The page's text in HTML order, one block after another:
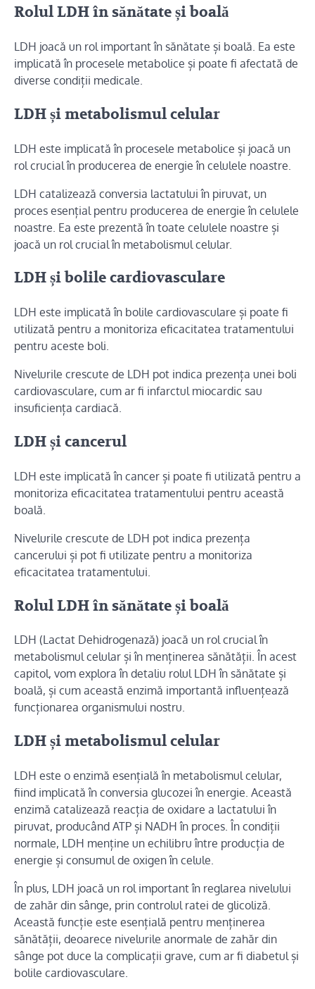
Rolul LDH în sănătate și boală
LDH joacă un rol important în sănătate și boală. Ea este
implicată în procesele metabolice și poate fi afectată de
diverse condiții medicale.
LDH și metabolismul celular
LDH este implicată în procesele metabolice și joacă un
rol crucial în producerea de energie în celulele noastre.
LDH catalizează conversia lactatului în piruvat, un
proces esențial pentru producerea de energie în celulele
noastre. Ea este prezentă în toate celulele noastre și
joacă un rol crucial în metabolismul celular.
LDH și bolile cardiovasculare
LDH este implicată în bolile cardiovasculare și poate fi
utilizată pentru a monitoriza eficacitatea tratamentului
pentru aceste boli.
Nivelurile crescute de LDH pot indica prezența unei boli
cardiovasculare, cum ar fi infarctul miocardic sau
insuficiența cardiacă.
LDH și cancerul
LDH este implicată în cancer și poate fi utilizată pentru a
monitoriza eficacitatea tratamentului pentru această
boală.
Nivelurile crescute de LDH pot indica prezența
cancerului și pot fi utilizate pentru a monitoriza
eficacitatea tratamentului.
Rolul LDH în sănătate și boală
LDH (Lactat Dehidrogenază) joacă un rol crucial în
metabolismul celular și în menținerea sănătății. În acest
capitol, vom explora în detaliu rolul LDH în sănătate și
boală, și cum această enzimă importantă influențează
funcționarea organismului nostru.
LDH și metabolismul celular
LDH este o enzimă esențială în metabolismul celular,
fiind implicată în conversia glucozei în energie. Această
enzimă catalizează reacția de oxidare a lactatului în
piruvat, producând ATP și NADH în proces. În condiții
normale, LDH menține un echilibru între producția de
energie și consumul de oxigen în celule.
În plus, LDH joacă un rol important în reglarea nivelului
de zahăr din sânge, prin controlul ratei de glicoliză.
Această funcție este esențială pentru menținerea
sănătății, deoarece nivelurile anormale de zahăr din
sânge pot duce la complicații grave, cum ar fi diabetul și
bolile cardiovasculare.